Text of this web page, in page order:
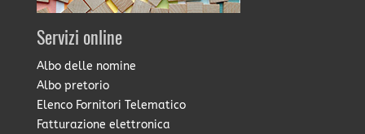
Servizi online
Albo delle nomine
Albo pretorio
Elenco Fornitori Telematico
Fatturazione elettronica